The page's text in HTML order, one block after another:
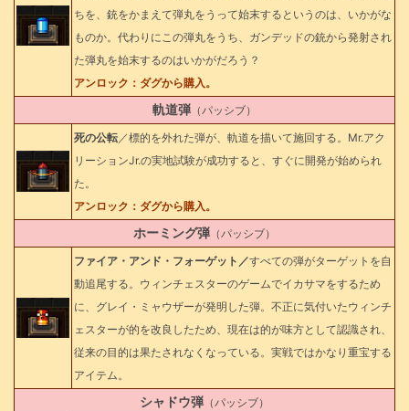
ちを、銃をかまえて弾丸をうって始末するというのは、いかがな
ものか。代わりにこの弾丸をうち、ガンデッドの銃から発射され
た弾丸を始末するのはいかがだろう？
アンロック：ダグから購入。
軌道弾 （パッシブ）
死の公転／標的を外れた弾が、軌道を描いて施回する。Mr.アク
リーションJr.の実地試験が成功すると、すぐに開発が始められ
た。
アンロック：ダグから購入。
ホーミング弾 （パッシブ）
ファイア・アンド・フォーゲット／すべての弾がターゲットを自
動追尾する。ウィンチェスターのゲームでイカサマをするため
に、グレイ・ミャウザーが発明した弾。不正に気付いたウィンチ
ェスターが的を改良したため、現在は的が味方として認識され、
従来の目的は果たされなくなっている。実戦ではかなり重宝する
アイテム。
シャドウ弾 （パッシブ）